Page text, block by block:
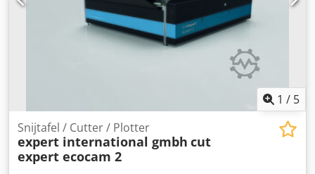
1 / 5
Snijtafel / Cutter / Plotter
expert international gmbh cut
expert ecocam 2